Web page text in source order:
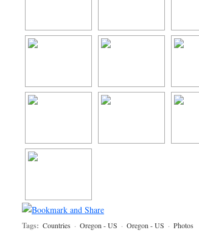
Tags: Countries · Oregon - US · Oregon - US · Photos